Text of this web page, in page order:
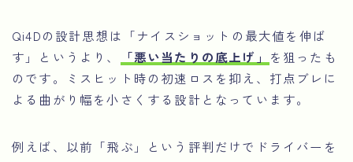
Qi4Dの設計思想は「ナイスショットの最大値を伸ば
す」というより、
「悪い当たりの底上げ」 を狙ったも
のです。ミスヒット時の初速ロスを抑え、打点ブレに
よる曲がり幅を小さくする設計となっています。
例えば、以前「飛ぶ」という評判だけでドライバーを